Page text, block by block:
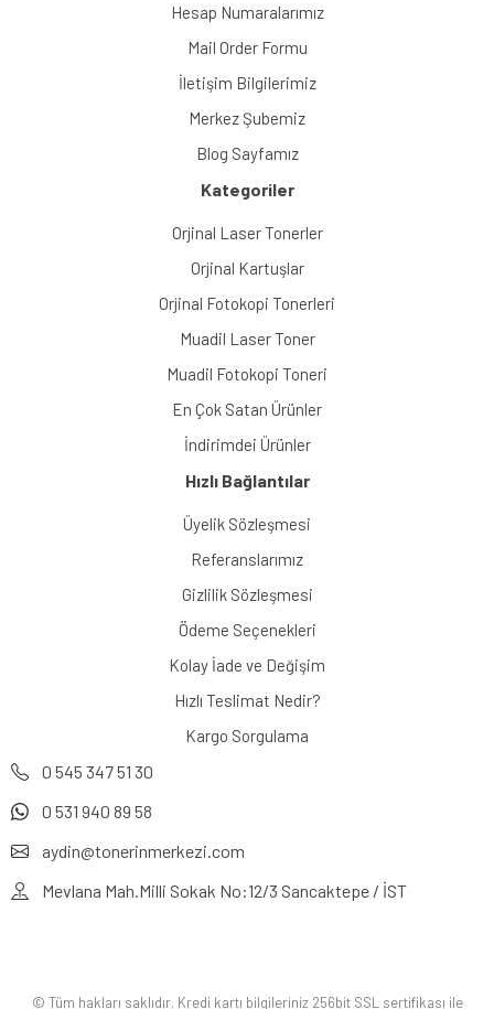
Hesap Numaralarımız
Mail Order Formu
İletişim Bilgilerimiz
Merkez Şubemiz
Blog Sayfamız
Kategoriler
Orjinal Laser Tonerler
Orjinal Kartuşlar
Orjinal Fotokopi Tonerleri
Muadil Laser Toner
Muadil Fotokopi Toneri
En Çok Satan Ürünler
İndirimdei Ürünler
Hızlı Bağlantılar
Üyelik Sözleşmesi
Referanslarımız
Gizlilik Sözleşmesi
Ödeme Seçenekleri
Kolay İade ve Değişim
Hızlı Teslimat Nedir?
Kargo Sorgulama
0 545 347 51 30
0 531 940 89 58
aydin@tonerinmerkezi.com
Mevlana Mah.Milli Sokak No:12/3 Sancaktepe / İST
© Tüm hakları saklıdır. Kredi kartı bilgileriniz 256bit SSL sertifikası ile